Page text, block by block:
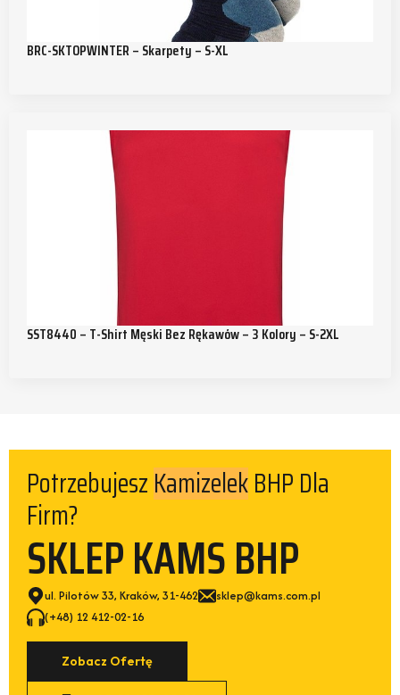
BRC-SKTOPWINTER – Skarpety – S-XL
SST8440 – T-Shirt Męski Bez Rękawów – 3 Kolory – S-2XL
Potrzebujesz KamizelekBHP Dla
Firm?
SKLEP KAMS BHP
ul. Pilotów 33, Kraków, 31-462
sklep@kams.com.pl
(+48) 12 412-02-16
Zobacz Ofertę